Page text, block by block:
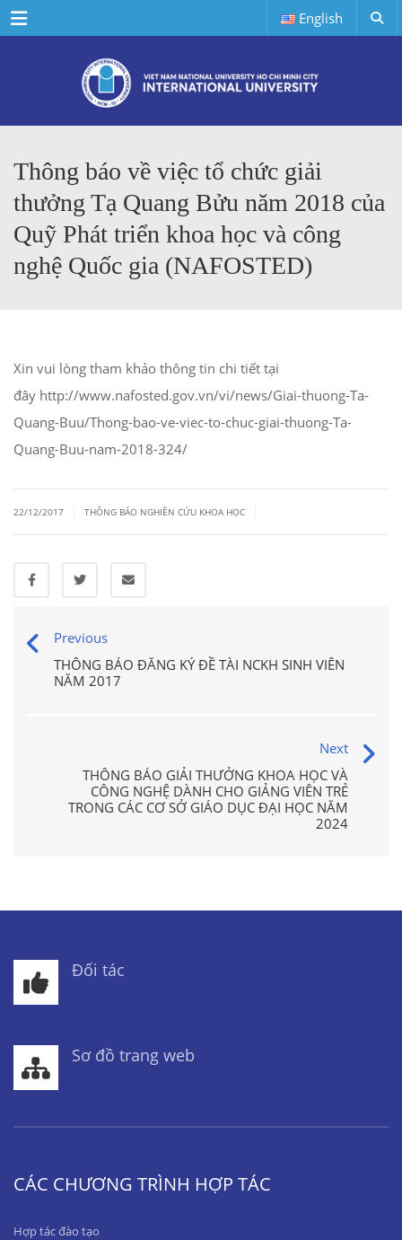
Menu English
Thông báo về việc tổ chức giải
thưởng Tạ Quang Bửu năm 2018 của
Quỹ Phát triển khoa học và công
nghệ Quốc gia (NAFOSTED)
Xin vui lòng tham khảo thông tin chi tiết tại
đây http://www.nafosted.gov.vn/vi/news/Giai-thuong-Ta-
Quang-Buu/Thong-bao-ve-viec-to-chuc-giai-thuong-Ta-
Quang-Buu-nam-2018-324/
22/12/2017 THÔNG BÁO NGHIÊN CỨU KHOA HỌC
Previous
THÔNG BÁO ĐĂNG KÝ ĐỀ TÀI NCKH SINH VIÊN
NĂM 2017
Next
THÔNG BÁO GIẢI THƯỞNG KHOA HỌC VÀ
CÔNG NGHỆ DÀNH CHO GIẢNG VIÊN TRẺ
TRONG CÁC CƠ SỞ GIÁO DỤC ĐẠI HỌC NĂM
2024
Đối tác
Sơ đồ trang web
CÁC CHƯƠNG TRÌNH HỢP TÁC
Hợp tác đào tạo